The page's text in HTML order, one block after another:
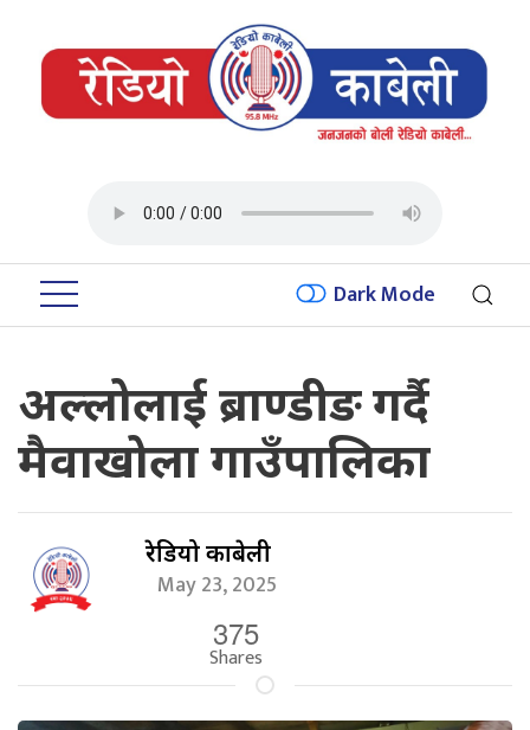
Dark Mode
अल्लोलाई ब्राण्डीङ गर्दै
मैवाखोला गाउँपालिका
रेडियो काबेली
May 23, 2025
375
Shares